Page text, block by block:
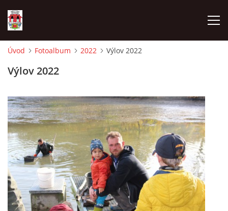
HASIČI
VOLBY
VIDEA
Úvod Fotoalbum 2022 Výlov 2022
Výlov 2022